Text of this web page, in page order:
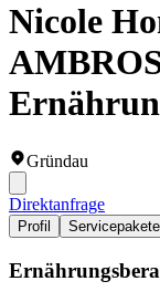
Nicole
Gründau
Direktanfrage
Profil